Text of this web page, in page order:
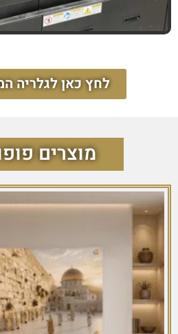
לחץ כאן לגלריה
מוצרים